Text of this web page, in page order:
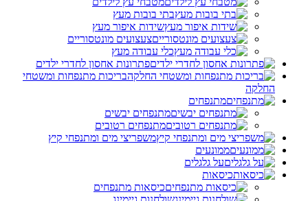
בתי בובות מעץ
שידות איפור מעץ
צעצועים מונטסוריים
כלי עבודה מעץ
פתרונות אחסון לחדרי ילדים
בריכות מתנפחות ומשטחי
החלקה
מתנפחים
מתנפחים יבשים
מתנפחים רטובים
משפריצי מים ומתנפחי קיץ
ממונעים
על גלגלים
כיסאות
כיסאות מתנפחים